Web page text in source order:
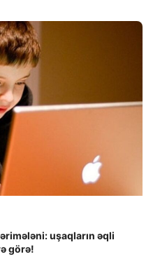
uşaqların əqli
görə!